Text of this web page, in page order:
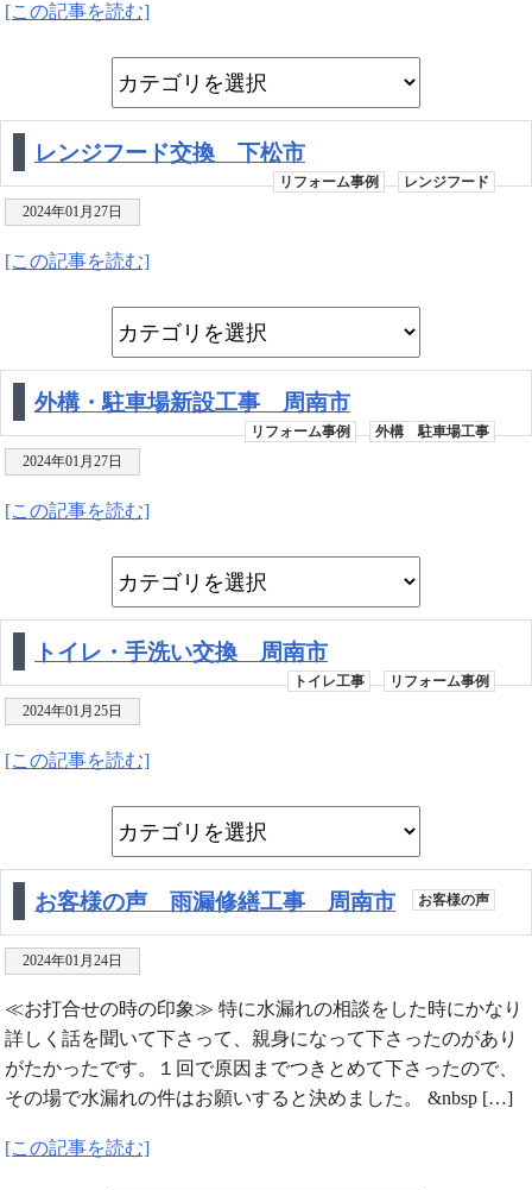
[この記事を読む]
レンジフード交換 下松市
リフォーム事例 レンジフード
2024年01月27日
[この記事を読む]
外構・駐車場新設工事 周南市
リフォーム事例 外構 駐車場工事
2024年01月27日
[この記事を読む]
トイレ・手洗い交換 周南市
トイレ工事 リフォーム事例
2024年01月25日
[この記事を読む]
お客様の声 雨漏修繕工事 周南市 お客様の声
2024年01月24日
≪お打合せの時の印象≫ 特に水漏れの相談をした時にかなり
詳しく話を聞いて下さって、親身になって下さったのがあり
がたかったです。１回で原因までつきとめて下さったので、
その場で水漏れの件はお願いすると決めました。 &nbsp […]
[この記事を読む]